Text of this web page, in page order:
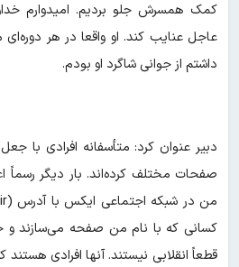
کمک همسرش جلو بردیم. امیدوارم
عاجل عنایب کند. او واقعا در هر
داشتم از جوانی شاگرد او بودم.
دبیر عنوان کرد: متأسفانه افرادی با
صفحات مختلف کرده‌اند. بار دیگر رسماً
کسانی که با نام من صفحه می‌سازند و
قطعاً انقلابی نیستند. آنها افرادی